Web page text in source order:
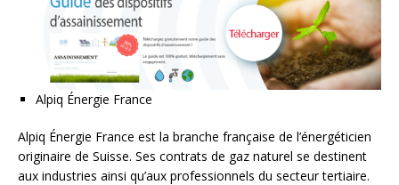
Alpiq Énergie France
Alpiq Énergie France est la branche française de l’énergéticien
originaire de Suisse. Ses contrats de gaz naturel se destinent
aux industries ainsi qu’aux professionnels du secteur tertiaire.